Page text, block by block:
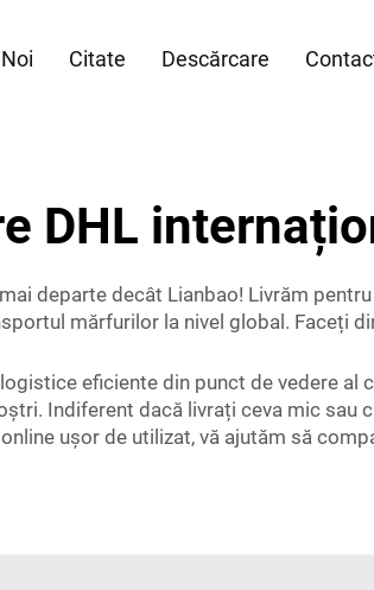
Citate Descărcare
DHL
departe decât Lianbao! Livrăm
mărfurilor la nivel global. Faceți
eficiente din punct de vedere al
Indiferent dacă livrați ceva mic sau
ușor de utilizat, vă ajutăm să